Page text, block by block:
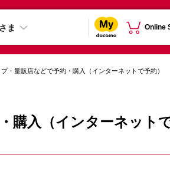
ま Online
プ・量販店などで予約・購入（インターネットで予約）
購入（インターネット